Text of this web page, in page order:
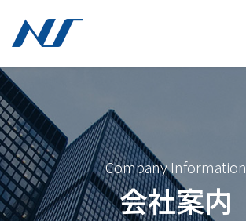
Company Information
会社案内